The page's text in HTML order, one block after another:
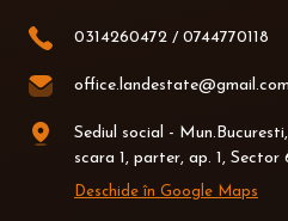
0314260472 / 0744770118
office.landestate@gmail.com
Sediul social -
scara 1, parter, ap. 1, Sector
Deschide în Google Maps